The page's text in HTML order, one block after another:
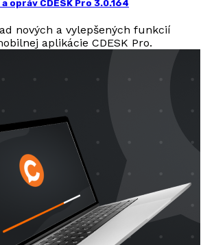
opráv CDESK Pro 3.0.164
nových a vylepšených funkcií
aplikácie CDESK Pro.